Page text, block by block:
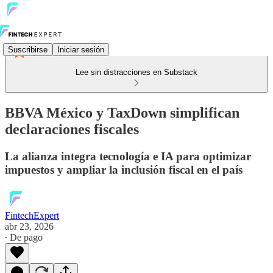
Suscribirse Iniciar sesión
Lee sin distracciones en Substack
BBVA México y TaxDown simplifican
declaraciones fiscales
La alianza integra tecnología e IA para optimizar
impuestos y ampliar la inclusión fiscal en el país
FintechExpert
abr 23, 2026
∙ De pago